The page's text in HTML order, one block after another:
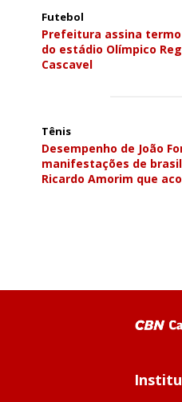
Futebol
Prefeitura assina
do estádio Olímpico
Cascavel
Tênis
Desempenho de João
manifestações de
Ricardo Amorim que